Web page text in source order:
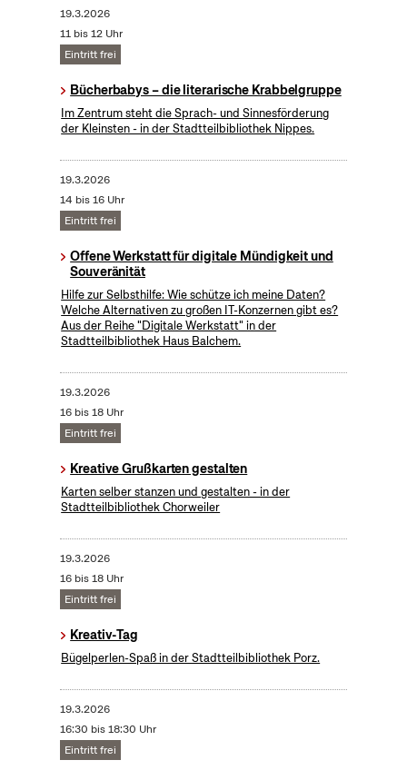
19.3.2026
11 bis 12 Uhr
Eintritt frei
Bücherbabys – die literarische Krabbelgruppe
Im Zentrum steht die Sprach- und Sinnesförderung
der Kleinsten - in der Stadtteilbibliothek Nippes.
19.3.2026
14 bis 16 Uhr
Eintritt frei
Offene Werkstatt für digitale Mündigkeit und
Souveränität
Hilfe zur Selbsthilfe: Wie schütze ich meine Daten?
Welche Alternativen zu großen IT-Konzernen gibt es?
Aus der Reihe "Digitale Werkstatt" in der
Stadtteilbibliothek Haus Balchem.
19.3.2026
16 bis 18 Uhr
Eintritt frei
Kreative Grußkarten gestalten
Karten selber stanzen und gestalten - in der
Stadtteilbibliothek Chorweiler
19.3.2026
16 bis 18 Uhr
Eintritt frei
Kreativ-Tag
Bügelperlen-Spaß in der Stadtteilbibliothek Porz.
19.3.2026
16:30 bis 18:30 Uhr
Eintritt frei